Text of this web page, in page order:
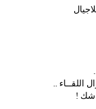
..
شك !